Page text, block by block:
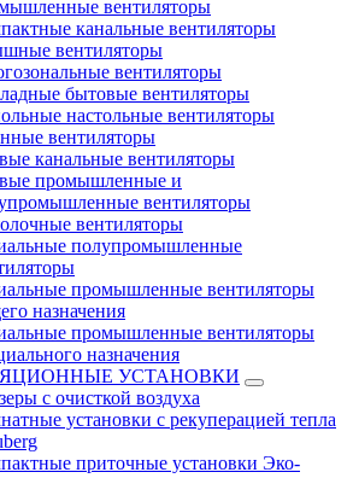
вентиляторы
канальные вентиляторы
вентиляторы
вентиляторы
бытовые вентиляторы
настольные вентиляторы
вентиляторы
канальные вентиляторы
промышленные и
вентиляторы
вентиляторы
полупромышленные
промышленные вентиляторы
назначения
промышленные вентиляторы
назначения
УСТАНОВКИ
с очисткой воздуха
установки с рекуперацией тепла
приточные установки Эко-